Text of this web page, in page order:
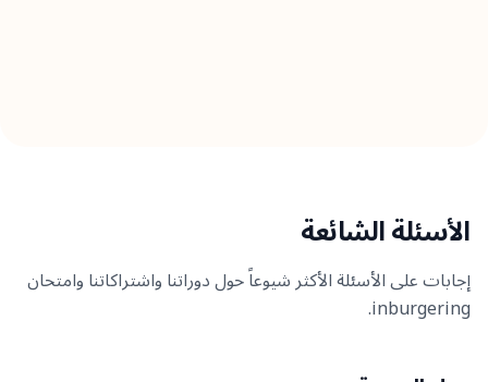
الأسئلة الشائعة
إجابات على الأسئلة الأكثر شيوعاً حول دوراتنا واشتراكاتنا وامتحان
inburgering.